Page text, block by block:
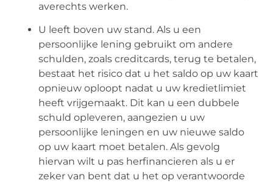
averechts werken.
U leeft boven uw stand. Als u een
persoonlijke lening gebruikt om andere
schulden, zoals creditcards, terug te betalen,
bestaat het risico dat u het saldo op uw kaart
opnieuw oploopt nadat u uw kredietlimiet
heeft vrijgemaakt. Dit kan u een dubbele
schuld opleveren, aangezien u uw
persoonlijke leningen en uw nieuwe saldo
op uw kaart moet betalen. Als gevolg
hiervan wilt u pas herfinancieren als u er
zeker van bent dat u het op verantwoorde